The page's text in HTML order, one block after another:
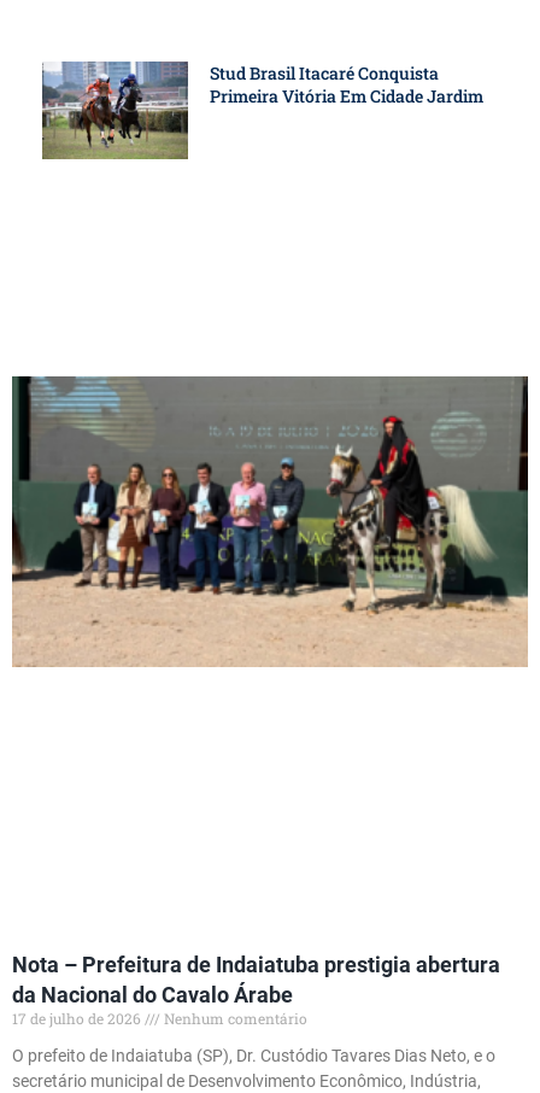
Stud Brasil Itacaré Conquista
Primeira Vitória Em Cidade Jardim
Nota – Prefeitura de Indaiatuba prestigia abertura
da Nacional do Cavalo Árabe
17 de julho de 2026
Nenhum comentário
O prefeito de Indaiatuba (SP), Dr. Custódio Tavares Dias Neto, e o
secretário municipal de Desenvolvimento Econômico, Indústria,